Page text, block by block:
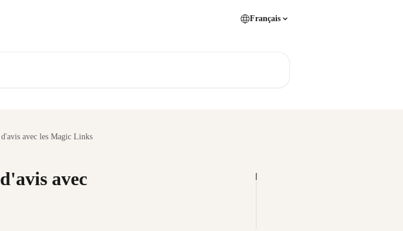
Français
avec les Magic Links
avec